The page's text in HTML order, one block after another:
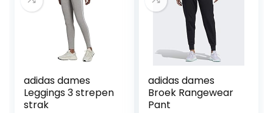
adidas dames
Leggings 3 strepen
strak
adidas dames
Broek Rangewear
Pant